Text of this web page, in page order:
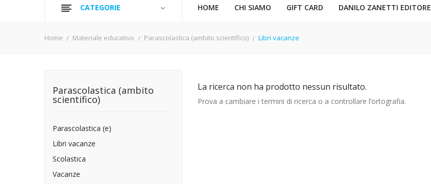
CATEGORIE HOME CHI SIAMO GIFT CARD DANILO ZANETTI EDITORE
Home Materiale educativo Parascolastica (ambito scientifico) Libri vacanze
Parascolastica (ambito
scientifico)
Parascolastica (e)
Libri vacanze
Scolastica
Vacanze
La ricerca non ha prodotto nessun risultato.
Prova a cambiare i termini di ricerca o a controllare l’ortografia.